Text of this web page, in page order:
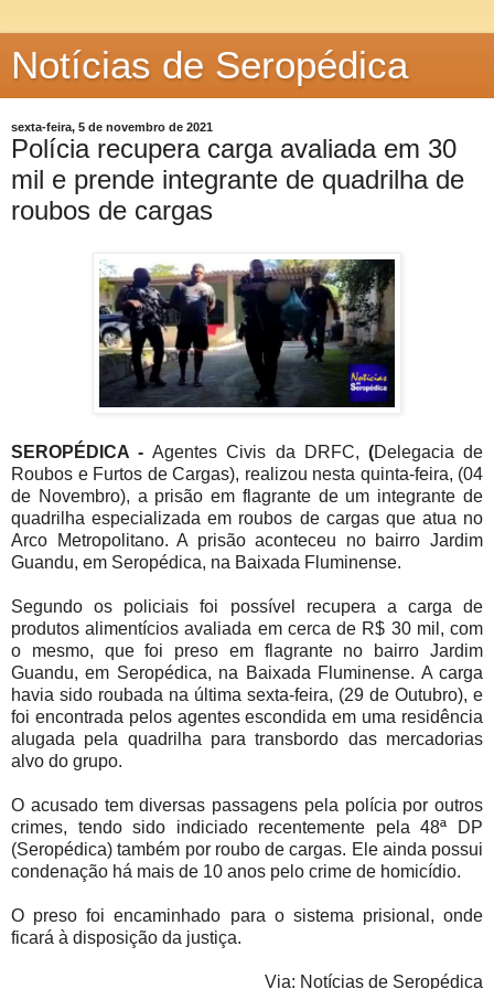
Notícias de Seropédica
sexta-feira, 5 de novembro de 2021
Polícia recupera carga avaliada em 30
mil e prende integrante de quadrilha de
roubos de cargas
SEROPÉDICA -Agentes Civis da DRFC, (Delegacia de
Roubos e Furtos de Cargas), realizou nesta quinta-feira, (04
de Novembro), a prisão em flagrante de um integrante de
quadrilha especializada em roubos de cargas que atua no
Arco Metropolitano. A prisão aconteceu no bairro Jardim
Guandu, em Seropédica, na Baixada Fluminense.
Segundo os policiais foi possível recupera a carga de
produtos alimentícios avaliada em cerca de R$ 30 mil, com
o mesmo, que foi preso em flagrante no bairro Jardim
Guandu, em Seropédica, na Baixada Fluminense. A carga
havia sido roubada na última sexta-feira, (29 de Outubro), e
foi encontrada pelos agentes escondida em uma residência
alugada pela quadrilha para transbordo das mercadorias
alvo do grupo.
O acusado tem diversas passagens pela polícia por outros
crimes, tendo sido indiciado recentemente pela 48ª DP
(Seropédica) também por roubo de cargas. Ele ainda possui
condenação há mais de 10 anos pelo crime de homicídio.
O preso foi encaminhado para o sistema prisional, onde
ficará à disposição da justiça.
Via: Notícias de Seropédica